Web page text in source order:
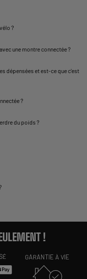
?
une montre connectée ?
dépensées et est-ce que c'est
?
du poids ?
!
GARANTIE À VIE